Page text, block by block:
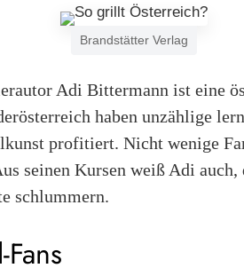
Brandstätter Verlag
Adi Bittermann ist eine
haben unzählige
profitiert. Nicht wenige
seinen Kursen weiß Adi auch,
schlummern.